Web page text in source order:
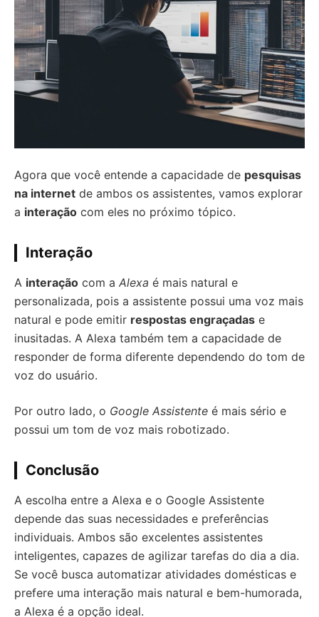
Agora que você entende a capacidade de pesquisas
na internet de ambos os assistentes, vamos explorar
a interação com eles no próximo tópico.
Interação
A interação com a Alexa é mais natural e
personalizada, pois a assistente possui uma voz mais
natural e pode emitir respostas engraçadas e
inusitadas. A Alexa também tem a capacidade de
responder de forma diferente dependendo do tom de
voz do usuário.
Por outro lado, o Google Assistente é mais sério e
possui um tom de voz mais robotizado.
Conclusão
A escolha entre a Alexa e o Google Assistente
depende das suas necessidades e preferências
individuais. Ambos são excelentes assistentes
inteligentes, capazes de agilizar tarefas do dia a dia.
Se você busca automatizar atividades domésticas e
prefere uma interação mais natural e bem-humorada,
a Alexa é a opção ideal.